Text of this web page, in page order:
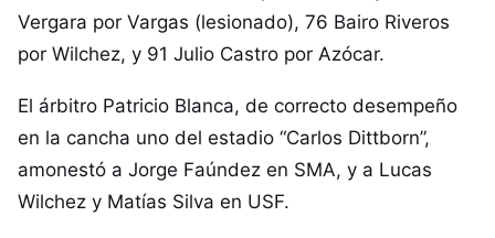
Vergara por Vargas (lesionado), 76 Bairo Riveros
por Wilchez, y 91 Julio Castro por Azócar.
El árbitro Patricio Blanca, de correcto desempeño
en la cancha uno del estadio “Carlos Dittborn”,
amonestó a Jorge Faúndez en SMA, y a Lucas
Wilchez y Matías Silva en USF.